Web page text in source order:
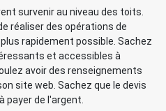
survenir au niveau des toits.
réaliser des opérations de
rapidement possible. Sachez
et accessibles à
avoir des renseignements
site web. Sachez que le devis
payer de l'argent.